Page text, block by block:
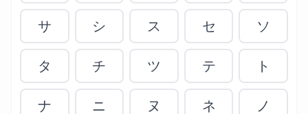
サ シ ス セ ソ
タ チ ツ テ ト
ナ ニ ヌ ネ ノ